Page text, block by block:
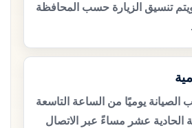
تنسيق الزيارة حسب المحافظة
يوميًا من الساعة التاسعة
الحادية عشر مساءً عبر الاتصال